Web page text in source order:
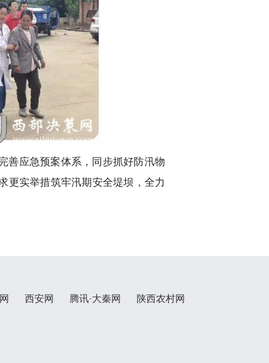
善应急预案体系，同步抓好防汛物
更实举措筑牢汛期安全堤坝，全力
西安网 腾讯·大秦网
陕西农村网